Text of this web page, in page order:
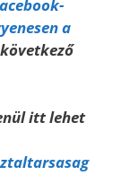
a
itt lehet